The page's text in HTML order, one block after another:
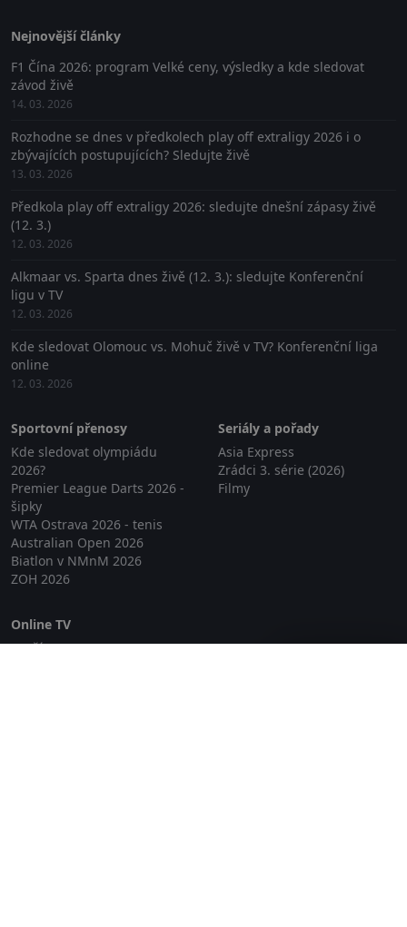
Nejnovější články
F1 Čína 2026: program Velké ceny, výsledky a kde sledovat
závod živě
14. 03. 2026
Rozhodne se dnes v předkolech play off extraligy 2026 i o
zbývajících postupujících? Sledujte živě
13. 03. 2026
Předkola play off extraligy 2026: sledujte dnešní zápasy živě
(12. 3.)
12. 03. 2026
Alkmaar vs. Sparta dnes živě (12. 3.): sledujte Konferenční
ligu v TV
12. 03. 2026
Kde sledovat Olomouc vs. Mohuč živě v TV? Konferenční liga
online
12. 03. 2026
Sportovní přenosy
Kde sledovat olympiádu
2026?
Premier League Darts 2026 -
šipky
WTA Ostrava 2026 - tenis
Australian Open 2026
Biatlon v NMnM 2026
ZOH 2026
Seriály a pořady
Asia Express
Zrádci 3. série (2026)
Filmy
Online TV
Lepší.TV